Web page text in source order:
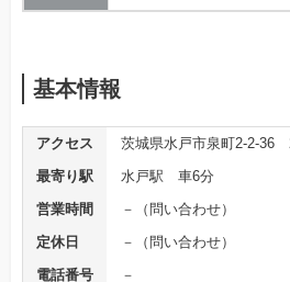
基本情報
アクセス
茨城県水戸市泉町2-2-36
最寄り駅
水戸駅 車6分
営業時間
－（問い合わせ）
定休日
－（問い合わせ）
電話番号
－